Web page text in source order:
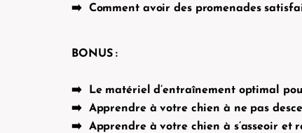
➡️ Comment avoir des promenades
BONUS :
➡️ Le matériel d’entraînement optimal
➡️ Apprendre à votre chien à ne pas
➡️ Apprendre à votre chien à s’asseoir et